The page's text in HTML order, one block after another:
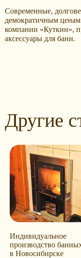
Современные,
демократичным
компании «Куткин»,
аксессуары для бани.
Другие
Индивидуальное
производство
в Новосибирске